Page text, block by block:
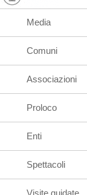
Media
Comuni
Associazioni
Proloco
Enti
Spettacoli
Visite guidate